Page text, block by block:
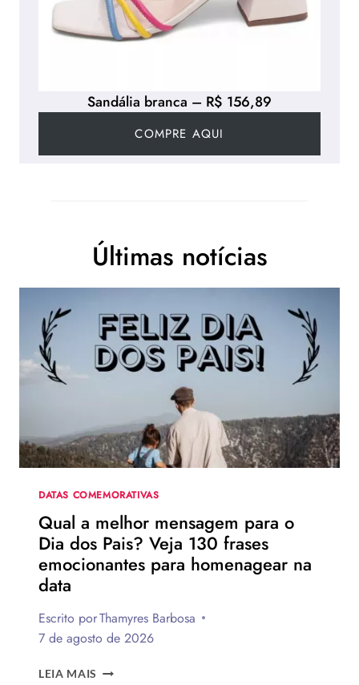
Sandália branca – R$ 156,89
COMPRE AQUI
Últimas notícias
DATAS COMEMORATIVAS
Qual a melhor mensagem para o
Dia dos Pais? Veja 130 frases
emocionantes para homenagear na
data
Escrito porThamyres Barbosa
7 de agosto de 2026
LEIA MAIS QUAL